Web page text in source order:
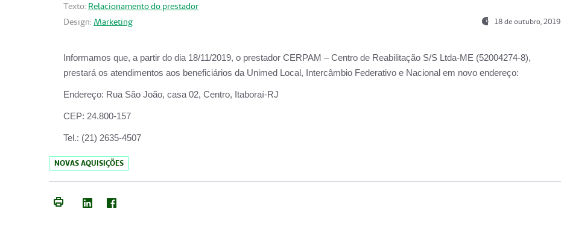
Texto: Relacionamento do prestador
Design: Marketing 18 de outubro, 2019
Informamos que, a partir do dia 18/11/2019, o prestador CERPAM – Centro de Reabilitação S/S Ltda-ME (52004274-8),
prestará os atendimentos aos beneficiários da Unimed Local, Intercâmbio Federativo e Nacional em novo endereço:
Endereço: Rua São João, casa 02, Centro, Itaboraí-RJ
CEP: 24.800-157
Tel.: (21) 2635-4507
NOVAS AQUISIÇÕES